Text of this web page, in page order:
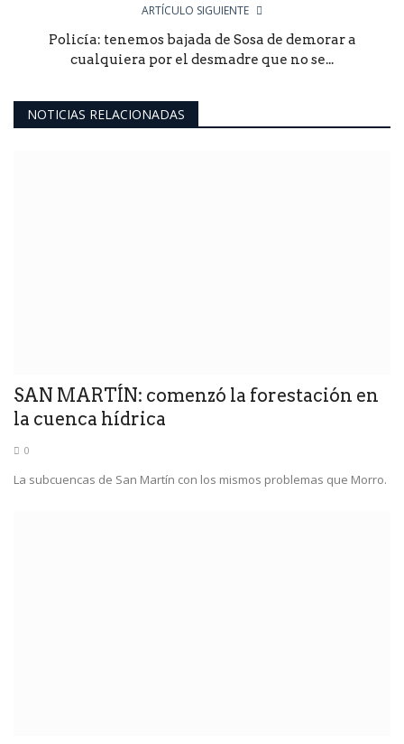
ARTÍCULO SIGUIENTE
Policía: tenemos bajada de Sosa de demorar a
cualquiera por el desmadre que no se...
NOTICIAS RELACIONADAS
SAN MARTÍN: comenzó la forestación en
la cuenca hídrica
0
La subcuencas de San Martín con los mismos problemas que Morro.